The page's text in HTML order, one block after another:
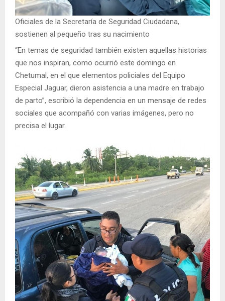
Oficiales de la Secretaría de Seguridad Ciudadana,
sostienen al pequeño tras su nacimiento
“En temas de seguridad también existen aquellas historias
que nos inspiran, como ocurrió este domingo en
Chetumal, en el que elementos policiales del Equipo
Especial Jaguar, dieron asistencia a una madre en trabajo
de parto”, escribió la dependencia en un mensaje de redes
sociales que acompañó con varias imágenes, pero no
precisa el lugar.